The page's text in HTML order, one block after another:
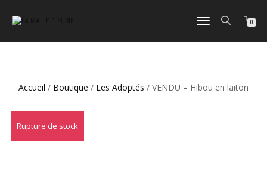
DÉPLIER
NAVIGATION
0
Accueil / Boutique / Les Adoptés / VENDU – Hibou en laiton
Rupture de stock